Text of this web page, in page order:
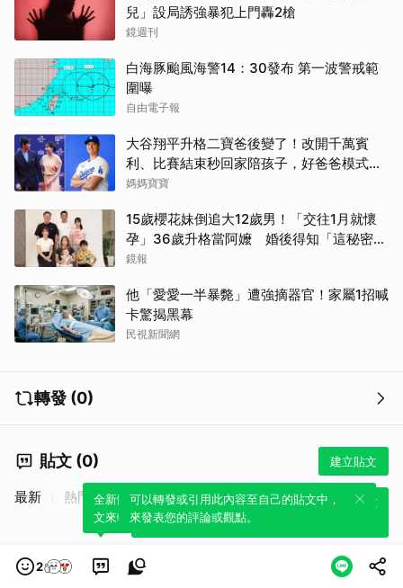
兒」設局誘強暴犯上門轟2槍
鏡週刊
白海豚颱風海警14：30發布 第一波警戒範
圍曝
自由電子報
大谷翔平升格二寶爸後變了！改開千萬賓
利、比賽結束秒回家陪孩子，好爸爸模式全
開
媽媽寶寶
15歲櫻花妹倒追大12歲男！「交往1月就懷
孕」36歲升格當阿嬤 婚後得知「這秘密」
傻眼了
鏡報
他「愛愛一半暴斃」遭強摘器官！家屬1招喊
卡驚揭黑幕
民視新聞網
轉發 (0)
貼文 (0) 建立貼文
全新體驗！一鍵引用此內容，透過發布貼
文來輕鬆表達個人立場。
最新 熱門
2
全新體驗！一鍵引用此內容，透過發布貼
文來輕鬆表達個人立場。
可以轉發或引用此內容至自己的貼文中，
來發表您的評論或觀點。